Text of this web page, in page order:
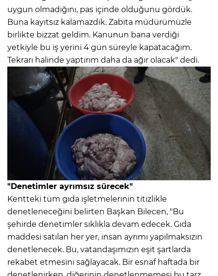
uygun olmadığını, pas içinde olduğunu gördük.
Buna kayıtsız kalamazdık. Zabıta müdürümüzle
birlikte bizzat geldim. Kanunun bana verdiği
yetkiyle bu iş yerini 4 gün süreyle kapatacağım.
Tekrarı halinde yaptırım daha da ağır olacak" dedi.
"Denetimler ayrımsız sürecek"
Kentteki tüm gıda işletmelerinin titizlikle
denetleneceğini belirten Başkan Bilecen, "Bu
şehirde denetimler sıklıkla devam edecek. Gıda
maddesi satılan her yer, insan ayrımı yapılmaksızın
denetlenecek. Bu, vatandaşımızın eşit şartlarda
rekabet etmesini sağlayacak. Bir esnaf haftada bir